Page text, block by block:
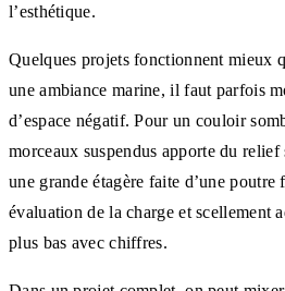
l’esthétique.
Quelques projets fonctionnent mieux
une ambiance marine, il faut parfois
d’espace négatif. Pour un couloir
morceaux suspendus apporte du
une grande étagère faite d’une poutre
évaluation de la charge et scellement
plus bas avec chiffres.